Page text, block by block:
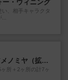
ー・ウィニング
い、相手キャラクタ
ドラスレ：天竜奇譚アメノミヤ（拡張）
所＋2ヶ所の計7ヶ